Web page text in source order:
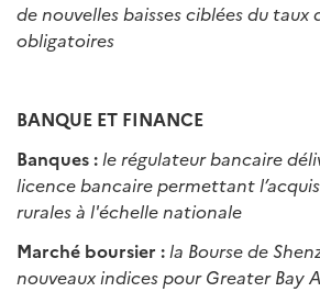
de nouvelles baisses ciblées du taux
obligatoires
BANQUE ET FINANCE
Banques : le régulateur bancaire
licence bancaire permettant
rurales à l'échelle nationale
Marché boursier : la Bourse de
nouveaux indices pour Greater Bay